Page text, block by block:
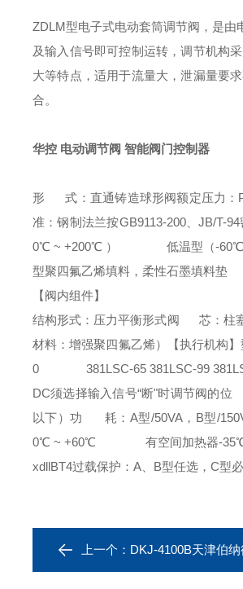
ZDLM型电子式电动套筒调节阀，是
及输入信号即可控制运转，调节机构
大等特点，适用于流量大，泄漏量要
合。
华控 电动调节阀 智能阀门控制器
形 式：直通铸造球形阀额定压力：
准：钢制法兰按GB9113-200、JB/T-94
0℃ ~ +200℃ ）
低温型（-60℃ ~
型聚四氟乙烯填料，柔性石墨填料垫
【阀内组件】
结构形式：压力平衡形式阀 芯：柱
材料：增强聚四氟乙烯）
【执行机构】
0 381LSC-65 381LSC-99
DC须选择输入信号“断"时调节阀的位
以下）功 耗：A型/50VA，B型/
0℃ ~ +60℃ 有空间加热器-35℃
xdllBT4过载保护：A、B型任选，C型
上一个： DKJ-4100B天津伯纳德隔爆